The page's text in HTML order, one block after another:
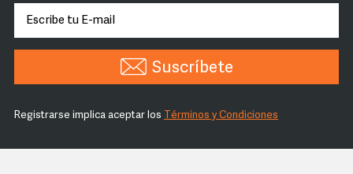
Suscríbete
Registrarse implica aceptar los Términos y Condiciones